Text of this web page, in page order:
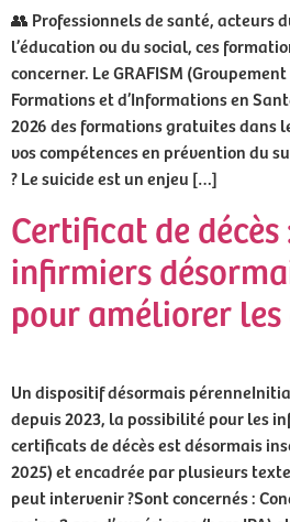
👥 Professionnels de santé, acteurs
l’éducation ou du social, ces
concerner. Le GRAFISM
Formations et d’Informations en
2026 des formations gratuites dans
vos compétences en prévention du
? Le suicide est un enjeu […]
Certificat de décès
infirmiers
pour améliorer
Un dispositif désormais
depuis 2023, la possibilité pour les
certificats de décès est désormais
2025) et encadrée par plusieurs
peut intervenir ?Sont concernés :